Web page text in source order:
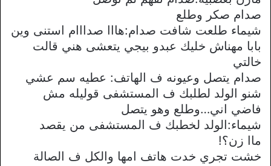
صدام صكر وطلع
شيماء طلعت شافت صدام:هااا صدااام استنى وين
بابا مهناش خليك عبدو بيجي يتعشى هني قالت
خالتي
صدام يتصل وعيونه ف الهاتف: عطيه سم عشي
شنو الولد لطلبك ف المستشفى قوليله مش
فاضي اني…وطلع وهو يتصل
شيماء:الولد لخطبك ف المستشفى من يقصد
ماا زن؟!
خشت تجري خدت هاتف امها والكل ف الصالة